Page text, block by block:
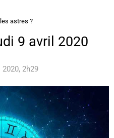
astres ?
9 avril 2020
2020, 2h29